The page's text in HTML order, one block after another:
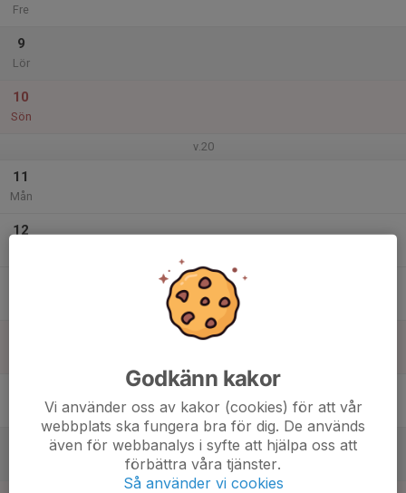
Fre
9
Lör
10
Sön
v.20
11
Mån
12
Godkänn kakor
Vi använder oss av kakor (cookies) för att vår
webbplats ska fungera bra för dig. De används
även för webbanalys i syfte att hjälpa oss att
förbättra våra tjänster.
Så använder vi cookies